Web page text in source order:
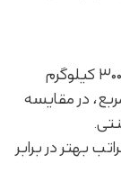
کارایی مواد: استفاده از تنها ۲۵۰-۳۰۰ کیلوگرم
در مقایسه
بهتر در برابر